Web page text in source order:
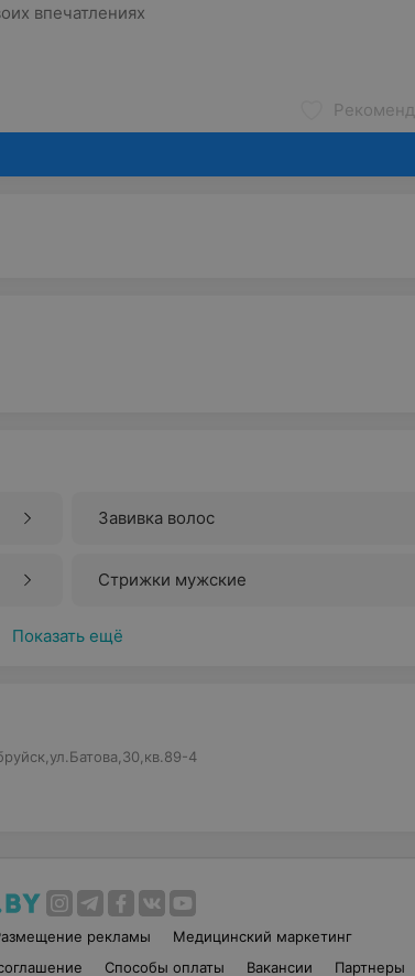
Завивка волос
Стрижки мужские
Показать ещё
4
рекламы
Медицинский маркетинг
Способы оплаты Вакансии Партнеры